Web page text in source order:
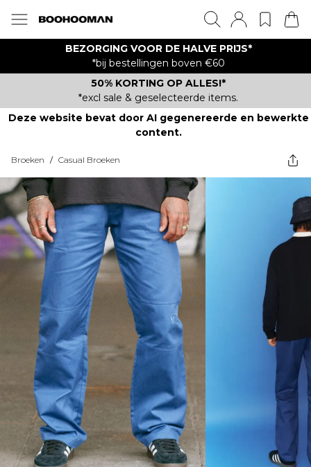
BEZORGING VOOR DE HALVE PRIJS*
*bij bestellingen boven €60
50% KORTING OP ALLES!*
*excl sale & geselecteerde items.
Deze website bevat door AI gegenereerde en bewerkte
content.
Broeken / Casual Broeken